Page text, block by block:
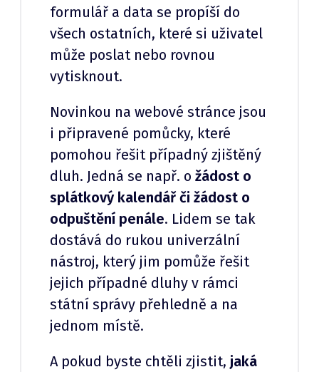
formulář a data se propíší do
všech ostatních, které si uživatel
může poslat nebo rovnou
vytisknout.
Novinkou na webové stránce jsou
i připravené pomůcky, které
pomohou řešit případný zjištěný
dluh. Jedná se např. o žádost o
splátkový kalendář či žádost o
odpuštění penále. Lidem se tak
dostává do rukou univerzální
nástroj, který jim pomůže řešit
jejich případné dluhy v rámci
státní správy přehledně a na
jednom místě.
A pokud byste chtěli zjistit, jaká